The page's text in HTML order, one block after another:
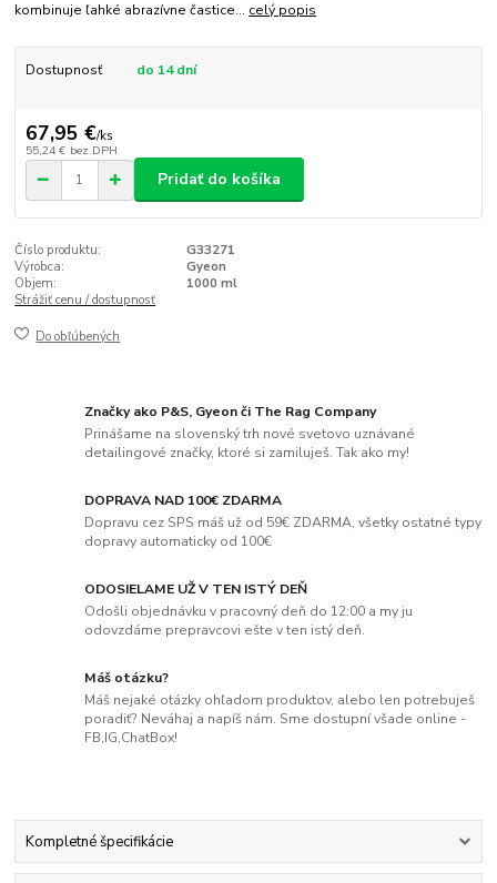
kombinuje ľahké abrazívne častice... celý popis
Dostupnosť do 14 dní
67,95 €/ks
55,24 € bez DPH
Pridať do košíka
Číslo produktu:
G33271
Výrobca:
Gyeon
Objem:
1000 ml
Strážiť cenu / dostupnosť
Do obľúbených
Značky ako P&S, Gyeon či The Rag Company
Prinášame na slovenský trh nové svetovo uznávané
detailingové značky, ktoré si zamiluješ. Tak ako my!
DOPRAVA NAD 100€ ZDARMA
Dopravu cez SPS máš už od 59€ ZDARMA, všetky ostatné typy
dopravy automaticky od 100€
ODOSIELAME UŽ V TEN ISTÝ DEŇ
Odošli objednávku v pracovný deň do 12:00 a my ju
odovzdáme prepravcovi ešte v ten istý deň.
Máš otázku?
Máš nejaké otázky ohľadom produktov, alebo len potrebuješ
poradiť? Neváhaj a napíš nám. Sme dostupní všade online -
FB,IG,ChatBox!
Kompletné špecifikácie